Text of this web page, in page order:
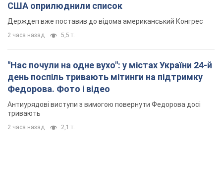
США оприлюднили список
Держдеп вже поставив до відома американський Конгрес
2 часа назад 5,5 т.
"Нас почули на одне вухо": у містах України 24-й
день поспіль тривають мітинги на підтримку
Федорова. Фото і відео
Антиурядові виступи з вимогою повернути Федорова досі
тривають
2 часа назад 2,1 т.